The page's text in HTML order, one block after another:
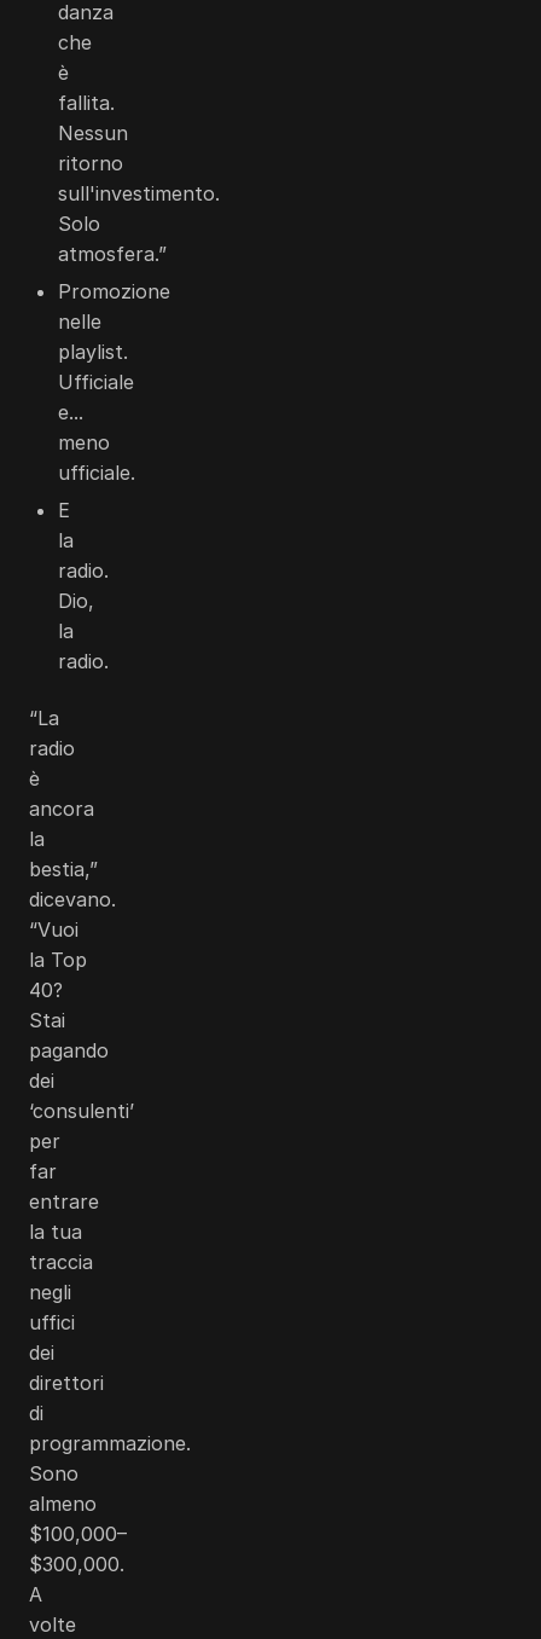
danza
che
è
fallita.
Nessun
ritorno
sull'investimento.
Solo
atmosfera.”
Promozione
nelle
playlist.
Ufficiale
e...
meno
ufficiale.
E
la
radio.
Dio,
la
radio.
“La
radio
è
ancora
la
bestia,”
dicevano.
“Vuoi
la Top
40?
Stai
pagando
dei
‘consulenti’
per
far
entrare
la tua
traccia
negli
uffici
dei
direttori
di
programmazione.
Sono
almeno
$100,000–
$300,000.
A
volte